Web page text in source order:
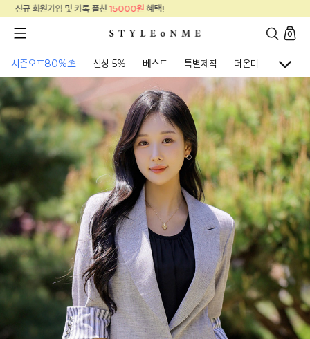
신규 회원가입 및 카톡 플친
0
시즌오프80%⛱ 신상 5% 베스트 특별제작 더온미 골프웨어